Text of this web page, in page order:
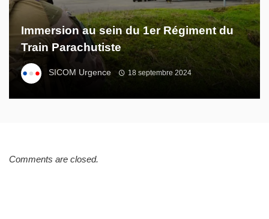
Immersion au sein du 1er Régiment du
Train Parachutiste
SICOM Urgence 18 septembre 2024
Comments are closed.